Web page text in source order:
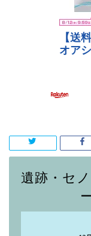
遺跡・セ